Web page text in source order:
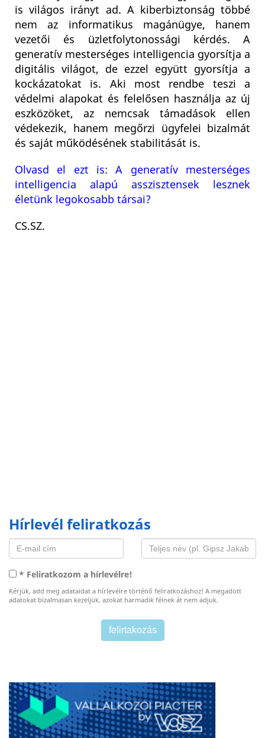
is világos irányt ad. A kiberbiztonság többé
nem az informatikus magánügye, hanem
vezetői és üzletfolytonossági kérdés. A
generatív mesterséges intelligencia gyorsítja a
digitális világot, de ezzel együtt gyorsítja a
kockázatokat is. Aki most rendbe teszi a
védelmi alapokat és felelősen használja az új
eszközöket, az nemcsak támadások ellen
védekezik, hanem megőrzi ügyfelei bizalmát
és saját működésének stabilitását is.
Olvasd el ezt is: A generatív mesterséges
intelligencia alapú asszisztensek lesznek
életünk legokosabb társai?
CS.SZ.
Hírlevél feliratkozás
* Feliratkozom a hírlevélre!
Kérjük, add meg adataidat a hírlevélre történő feliratkozáshoz! A megadott
adatokat bizalmasan kezeljük, azokat harmadik félnek át nem adjuk.